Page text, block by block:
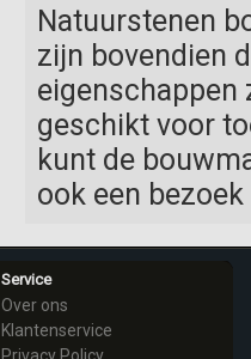
Natuurstenen
zijn bovendien
eigenschappen
geschikt voor
kunt de
ook een
Service
Over ons
Klantenservice